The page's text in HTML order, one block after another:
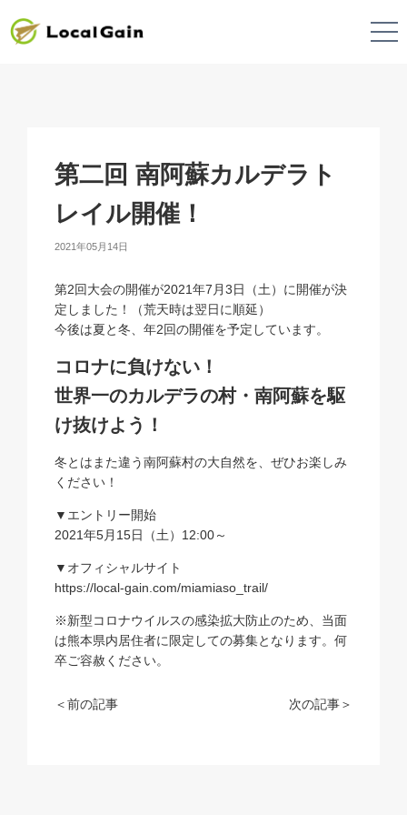
第二回 南阿蘇カルデラト
レイル開催！
2021年05月14日
第2回大会の開催が2021年7月3日（土）に開催が決
定しました！（荒天時は翌日に順延）
今後は夏と冬、年2回の開催を予定しています。
コロナに負けない！
世界一のカルデラの村・南阿蘇を駆
け抜けよう！
冬とはまた違う南阿蘇村の大自然を、ぜひお楽しみ
ください！
▼エントリー開始
2021年5月15日（土）12:00～
▼オフィシャルサイト
https://local-gain.com/miamiaso_trail/
※新型コロナウイルスの感染拡大防止のため、当面
は熊本県内居住者に限定しての募集となります。何
卒ご容赦ください。
＜前の記事 次の記事＞